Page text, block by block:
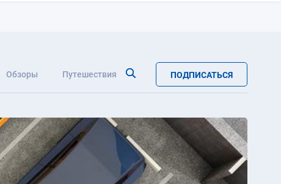
Обзоры Путешествия ПОДПИСАТЬСЯ